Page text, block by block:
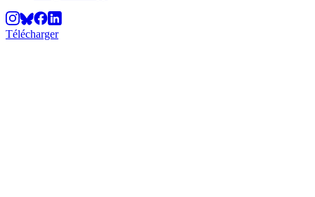
Télécharger